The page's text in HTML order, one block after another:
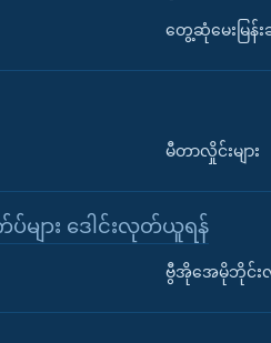
တွေ့ဆုံမေးမြန်း
မီတာလှိုင်းများ
ျား ဒေါင်းလုတ်ယူရန်
ဗွီအိုအေမိုဘိုင်း